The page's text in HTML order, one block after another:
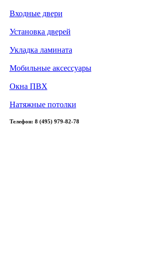
Входные двери
Установка дверей
Укладка ламината
Мобильные аксессуары
Окна ПВХ
Натяжные потолки
Телефон: 8 (495) 979-82-78